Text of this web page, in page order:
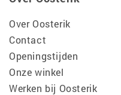
Over Oosterik
Contact
Openingstijden
Onze winkel
Werken bij Oosterik